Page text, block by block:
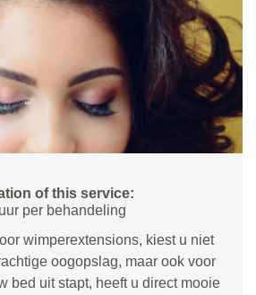
of this service:
per behandeling
wimperextensions, kiest u niet
oogopslag, maar ook voor
bed uit stapt, heeft u direct mooie